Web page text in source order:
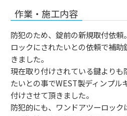
作業・施工内容
防犯のため、錠前の新規取付依
ロックにされたいとの依頼で補
きました。
現在取り付けされている鍵より
たいとの事でWEST製ディンプル
付けさせて頂きました。
防犯的にも、ワンドアツーロック